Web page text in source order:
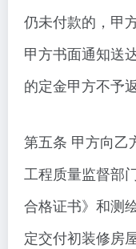
仍未付款的，甲
甲方书面通知送
的定金甲方不予返
第五条 甲方向乙
工程质量监督部
合格证书》和测
定交付初装修房